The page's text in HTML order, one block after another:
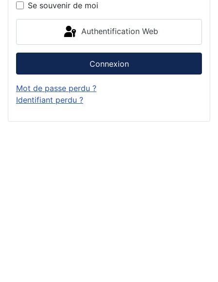
Se souvenir de moi
Authentification Web
Connexion
Mot de passe perdu ?
Identifiant perdu ?